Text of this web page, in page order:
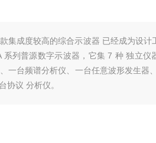
集成度较高的综合示波器 已经成为设计
列普源数字示波器，它集 7 种 独立仪
一台频谱分析仪、一台任意波形发生器
协议 分析仪。